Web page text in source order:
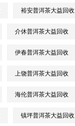
裕安普洱茶大益回收
介休普洱茶大益回收
伊春普洱茶大益回收
上饶普洱茶大益回收
海伦普洱茶大益回收
镇坪普洱茶大益回收